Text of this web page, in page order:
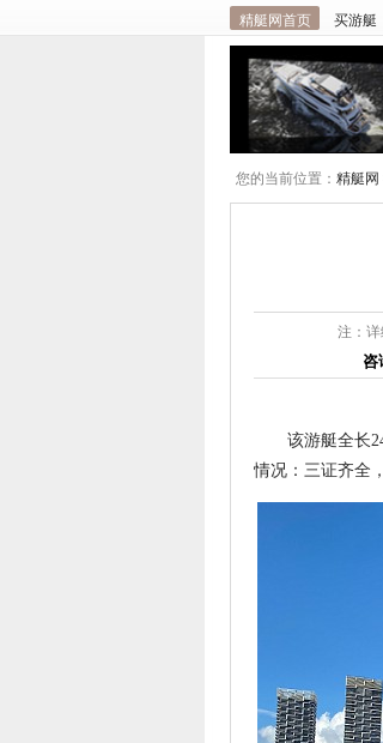
精艇网首页 买游艇
您的当前位置： 精艇网
注：
咨
该游艇全长
情况：三证齐全